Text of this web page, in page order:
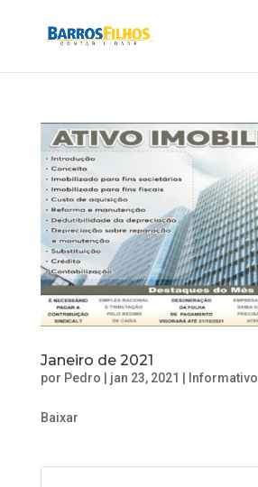
Janeiro de 2021
por Pedro jan 23, 2021 Informativo
Baixar